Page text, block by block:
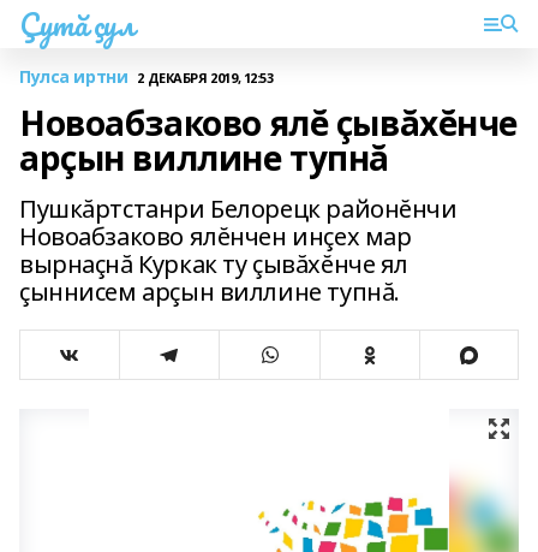
Çутă çул
Пулса иртни 2 ДЕКАБРЯ 2019, 12:53
Новоабзаково ялĕ çывăхĕнче
арçын виллине тупнă
Пушкăртстанри Белорецк районĕнчи
Новоабзаково ялĕнчен инçех мар
вырнаçнă Куркак ту çывăхĕнче ял
çыннисем арçын виллине тупнă.